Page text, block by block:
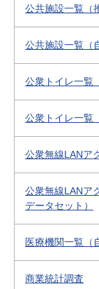
公共施設一覧（
公共施設一覧（
公衆トイレ一覧
公衆トイレ一覧
公衆無線LANア
公衆無線LANア
データセット）
医療機関一覧（
商業統計調査